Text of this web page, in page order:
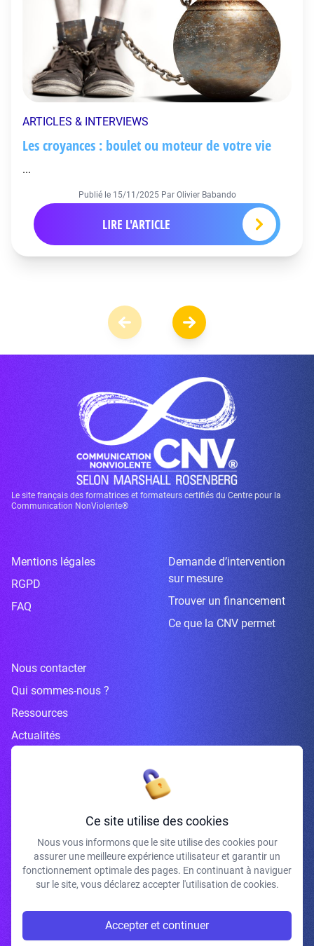
ARTICLES & INTERVIEWS
Les croyances : boulet ou moteur de votre vie
...
Publié le 15/11/2025 Par Olivier Babando
LIRE L'ARTICLE
Le site français des formatrices et formateurs certifiés du Centre pour la
Communication NonViolente®
Mentions légales
RGPD
FAQ
Demande d’intervention
sur mesure
Trouver un financement
Ce que la CNV permet
Nous contacter
Qui sommes-nous ?
Ressources
Actualités
Inscrivez-vous à la newsletter
J'accepte de recevoir vos e-mails et confirme avoir pris connaissance de
votre politique de confidentialité et mentions légales.
Ce site utilise des cookies
Nous vous informons que le site utilise des cookies pour
assurer une meilleure expérience utilisateur et garantir un
fonctionnement optimale des pages. En continuant à naviguer
sur le site, vous déclarez accepter l'utilisation de cookies.
Accepter et continuer